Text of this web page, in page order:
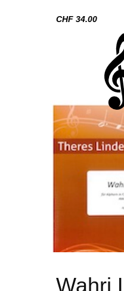
CHF 34.00
Wahri